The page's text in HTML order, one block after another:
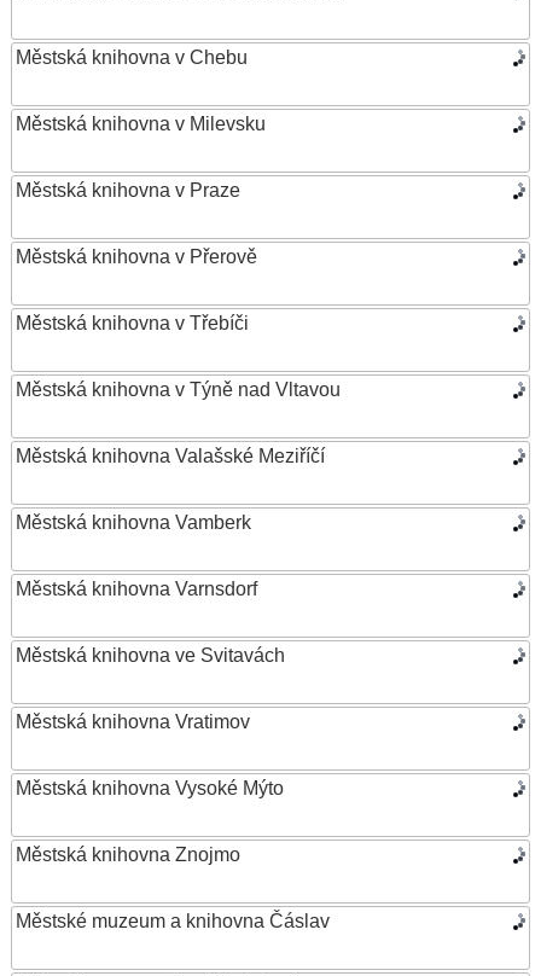
Městská knihovna v Chebu
Městská knihovna v Milevsku
Městská knihovna v Praze
Městská knihovna v Přerově
Městská knihovna v Třebíči
Městská knihovna v Týně nad Vltavou
Městská knihovna Valašské Meziříčí
Městská knihovna Vamberk
Městská knihovna Varnsdorf
Městská knihovna ve Svitavách
Městská knihovna Vratimov
Městská knihovna Vysoké Mýto
Městská knihovna Znojmo
Městské muzeum a knihovna Čáslav